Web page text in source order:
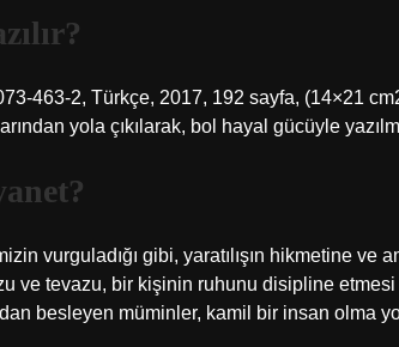
463-2, Türkçe, 2017, 192 sayfa, (14×21
yola çıkılarak, bol hayal gücüyle
vurguladığı gibi, yaratılışın hikmetine ve
ve tevazu, bir kişinin ruhunu disipline
besleyen müminler, kamil bir insan olma